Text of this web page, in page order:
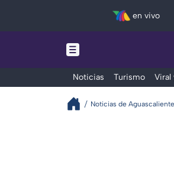
en vivo
Noticias Turismo Viral
Noticias de